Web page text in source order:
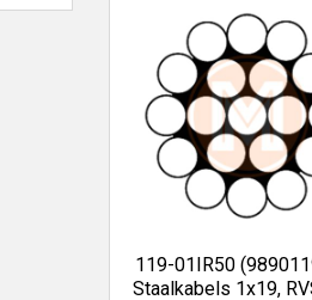
119-01IR50
Staalkabels 1x19,